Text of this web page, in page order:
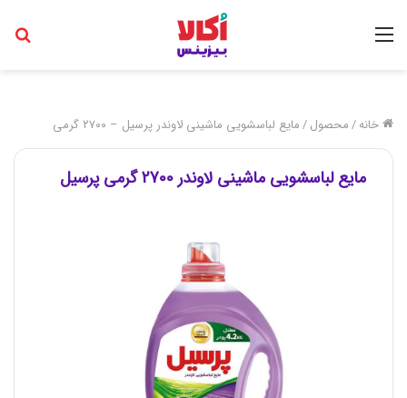
خانه/محصول/مایع لباسشویی ماشینی لاوندر پرسیل – ۲۷۰۰ گرمی
مایع لباسشویی ماشینی لاوندر 2700 گرمی پرسیل